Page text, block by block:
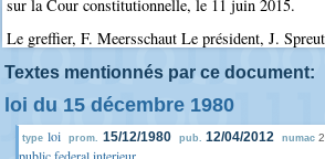
sur la Cour constitutionnelle, le 11 juin 2015.
Le greffier, F. Meersschaut Le président, J.
Textes mentionnés par ce document:
loi du 15 décembre 1980
type loi prom. 15/12/1980 pub. 12/04/2012 numac